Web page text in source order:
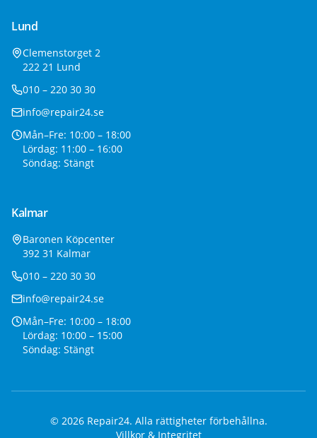
Lund
Clemenstorget 2
222 21 Lund
010 – 220 30 30
info@repair24.se
Mån–Fre: 10:00 – 18:00
Lördag: 11:00 – 16:00
Söndag: Stängt
Kalmar
Baronen Köpcenter
392 31 Kalmar
010 – 220 30 30
info@repair24.se
Mån–Fre: 10:00 – 18:00
Lördag: 10:00 – 15:00
Söndag: Stängt
© 2026Repair24. Alla rättigheter förbehållna.
Villkor & Integritet